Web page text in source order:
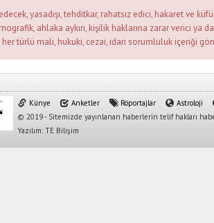
yasadışı, tehditkar, rahatsız edici, hakaret ve
ahlaka aykırı, kişilik haklarına zarar verici ya
türlü mali, hukuki, cezai, idari sorumluluk içeriği
Künye Anketler Röportajlar
Astroloji
© 2019 - Sitemizde yayınlanan haberlerin telif hakları
Yazılım: TE Bilişim